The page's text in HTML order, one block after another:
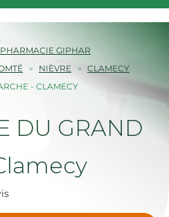
GIPHAR
NIÈVRE
CLAMECY
- CLAMECY
DU GRAND